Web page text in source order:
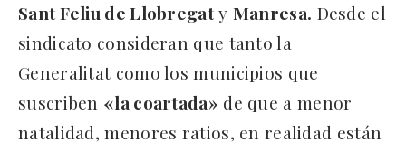
Sant Feliu de Llobregaty Manresa. Desde el
sindicato consideran que tanto la
Generalitat como los municipios que
suscriben «la coartada» de que a menor
natalidad, menores ratios, en realidad están